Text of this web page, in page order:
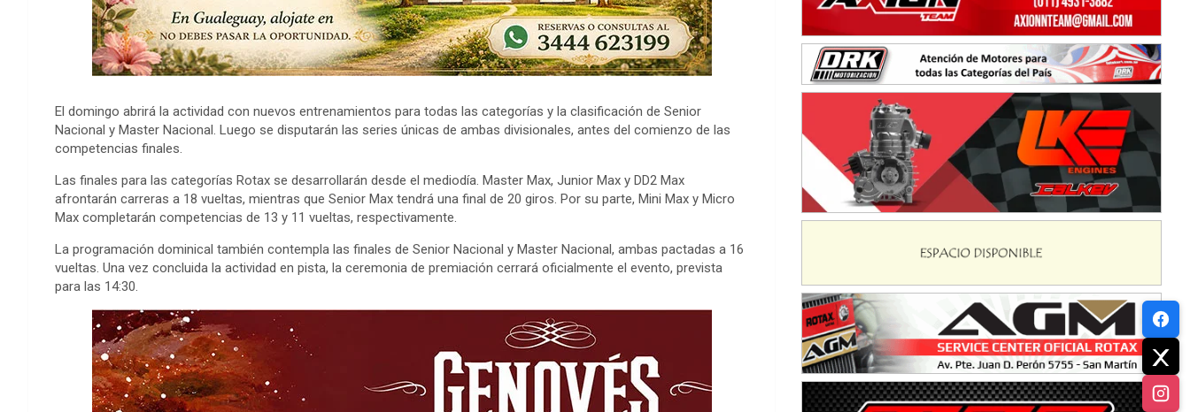
El domingo abrirá la actividad con nuevos entrenamientos para todas las categorías y la clasificación de Senior
Nacional y Master Nacional. Luego se disputarán las series únicas de ambas divisionales, antes del comienzo de las
competencias finales.
Las finales para las categorías Rotax se desarrollarán desde el mediodía. Master Max, Junior Max y DD2 Max
afrontarán carreras a 18 vueltas, mientras que Senior Max tendrá una final de 20 giros. Por su parte, Mini Max y Micro
Max completarán competencias de 13 y 11 vueltas, respectivamente.
La programación dominical también contempla las finales de Senior Nacional y Master Nacional, ambas pactadas a 16
vueltas. Una vez concluida la actividad en pista, la ceremonia de premiación cerrará oficialmente el evento, prevista
para las 14:30.
El Timbó (Tucumán)